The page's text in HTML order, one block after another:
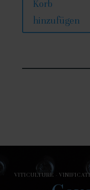
Korb
hinzufügen
VITICULTURE -